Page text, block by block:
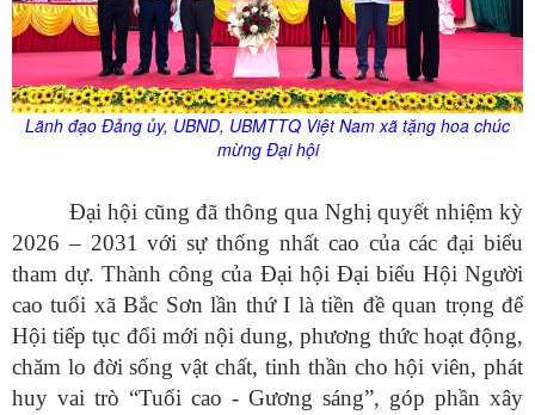
Lãnh đạo Đảng ủy, UBND, UBMTTQ Việt Nam xã tặng hoa chúc
mừng Đại hội
Đại hội cũng đã thông qua Nghị quyết nhiệm kỳ
2026 – 2031 với sự thống nhất cao của các đại biểu
tham dự. Thành công của Đại hội Đại biểu Hội Người
cao tuổi xã Bắc Sơn lần thứ I là tiền đề quan trọng để
Hội tiếp tục đổi mới nội dung, phương thức hoạt động,
chăm lo đời sống vật chất, tinh thần cho hội viên, phát
huy vai trò “Tuổi cao - Gương sáng”, góp phần xây